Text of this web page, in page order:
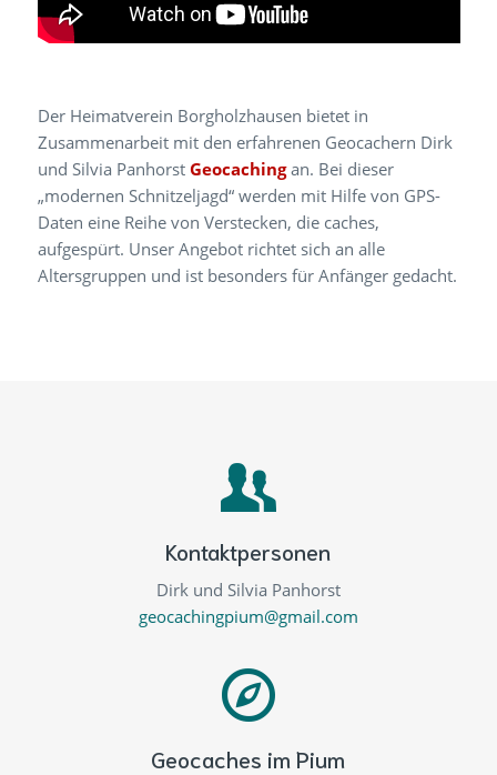
Der Heimatverein Borgholzhausen bietet in
Zusammenarbeit mit den erfahrenen Geocachern Dirk
und Silvia Panhorst Geocachingan. Bei dieser
„modernen Schnitzeljagd“ werden mit Hilfe von GPS-
Daten eine Reihe von Verstecken, die caches,
aufgespürt. Unser Angebot richtet sich an alle
Altersgruppen und ist besonders für Anfänger gedacht.
Kontaktpersonen
Dirk und Silvia Panhorst
geocachingpium@gmail.com
Geocaches im Pium